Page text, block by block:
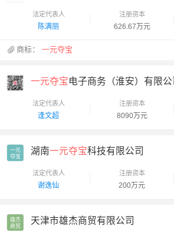
法定代表人
陈满丽
注册资本
626.67万元
商标：一元夺宝
一元夺宝电子商务（淮安）有限公
法定代表人
逢文超
注册资本
8090万元
一元
夺宝
湖南一元夺宝科技有限公司
法定代表人
谢逸仙
注册资本
200万元
雄杰
商贸
天津市雄杰商贸有限公司